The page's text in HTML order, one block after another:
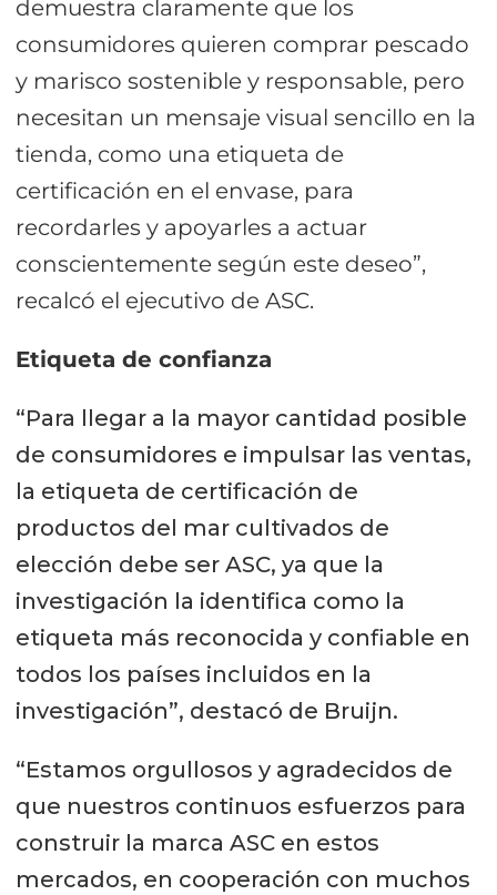
demuestra claramente que los
consumidores quieren comprar pescado
y marisco sostenible y responsable, pero
necesitan un mensaje visual sencillo en la
tienda, como una etiqueta de
certificación en el envase, para
recordarles y apoyarles a actuar
conscientemente según este deseo”,
recalcó el ejecutivo de ASC.
Etiqueta de confianza
“Para llegar a la mayor cantidad posible
de consumidores e impulsar las ventas,
la etiqueta de certificación de
productos del mar cultivados de
elección debe ser ASC, ya que la
investigación la identifica como la
etiqueta más reconocida y confiable en
todos los países incluidos en la
investigación”, destacó de Bruijn.
“Estamos orgullosos y agradecidos de
que nuestros continuos esfuerzos para
construir la marca ASC en estos
mercados, en cooperación con muchos